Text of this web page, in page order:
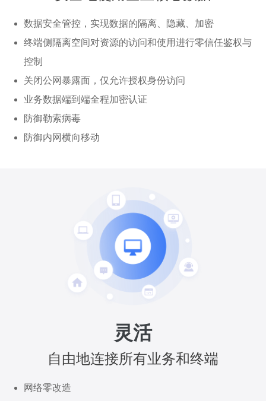
数据安全管控，实现数据的隔离、隐藏、加密
终端侧隔离空间对资源的访问和使用进行零信任鉴权与
控制
关闭公网暴露面，仅允许授权身份访问
业务数据端到端全程加密认证
防御勒索病毒
防御内网横向移动
灵活
自由地连接所有业务和终端
网络零改造